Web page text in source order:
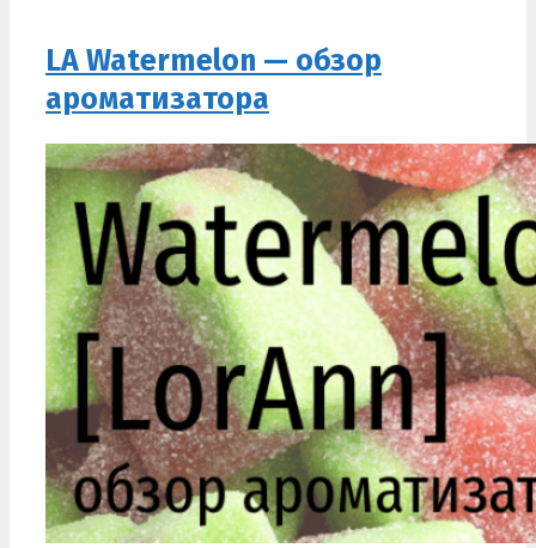
LA Watermelon — обзор
ароматизатора